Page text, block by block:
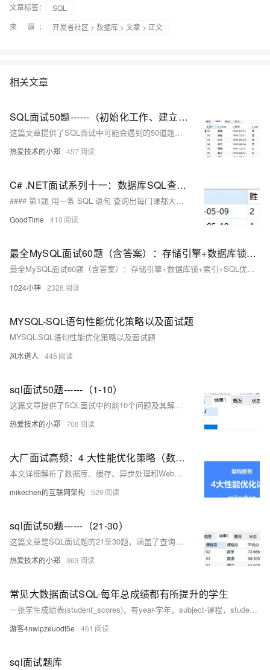
文章标签：
SQL
来 源：
开发者社区 > 数据库 > 文章 > 正文
相关文章
SQL面试50题------（初始化工作、建立表格）
这篇文章提供了SQL面试中可能会遇到的50道题目的建表和初始化数据的SQL脚本，包括学生、教师、课程和成绩表的创建及数据插入示例。
热爱技术的小郑 457
C# .NET面试系列十一：数据库SQL查询（附建表语句）
#### 第1题 用一条 SQL 语句 查询出每门课都大于80 分的学生姓名 建表语句： ```sql create table tableA ( name varchar(10), kecheng varchar(10), fenshu int(11) ) DEFAULT CHARSET = 'utf8'; ``` 插入数据 ```sql insert into tableA values ('张三', '语文', 81); insert into tableA values ('张三', '数学', 75); insert into tableA values ('李四',
GoodTime 410
最全MySQL面试60题（含答案）：存储引擎+数据库锁+索引+SQL优化等
最全MySQL面试60题（含答案）：存储引擎+数据库锁+索引+SQL优化等
1024小神 2326
MYSQL-SQL语句性能优化策略以及面试题
MYSQL-SQL语句性能优化策略以及面试题
风水道人 446
sql面试50题------（1-10）
这篇文章提供了SQL面试中的前10个问题及其解决方案，包括查询特定条件下的学生信息、教师信息和课程成绩等。
热爱技术的小郑 706
大厂面试高频：4 大性能优化策略（数据库、SQL、JVM等）
本文详细解析了数据库、缓存、异步处理和Web性能优化四大策略，系统性能优化必知必备，大厂面试高频。关注【mikechen的互联网架构】，10年+BAT架构经验倾囊相授。
mikechen的互联网架构 529
sql面试50题------（21-30）
这篇文章是SQL面试题的21至30题，涵盖了查询不同老师所教课程的平均分、按分数段统计各科成绩人数、查询学生平均成绩及其名次等问题的SQL查询语句。
热爱技术的小郑 363
常见大数据面试SQL-每年总成绩都有所提升的学生
一张学生成绩表(student_scores)，有year-学年，subject-课程，student-学生，score-分数这四个字段，请完成如下问题： 问题1：每年每门学科排名第一的学生 问题2：每年总成绩都有所提升的学生
游客4nwlpzeuodt5e 461
sql面试题库